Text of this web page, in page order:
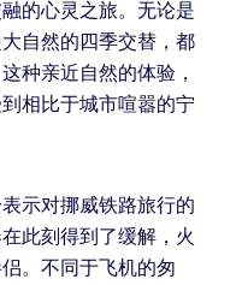
的心灵之旅。无论是
自然的四季交替，都
种亲近自然的体验，
相比于城市喧嚣的宁
示对挪威铁路旅行的
此刻得到了缓解，火
。不同于飞机的匆